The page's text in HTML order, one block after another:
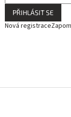
PŘIHLÁSIT SE
Nová registrace